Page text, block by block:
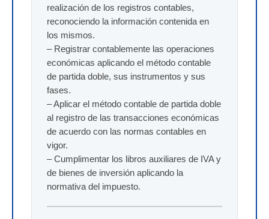
realización de los registros contables,
reconociendo la información contenida en
los mismos.
– Registrar contablemente las operaciones
económicas aplicando el método contable
de partida doble, sus instrumentos y sus
fases.
– Aplicar el método contable de partida doble
al registro de las transacciones económicas
de acuerdo con las normas contables en
vigor.
– Cumplimentar los libros auxiliares de IVA y
de bienes de inversión aplicando la
normativa del impuesto.